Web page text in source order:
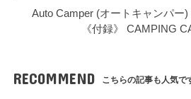
Auto Camper (オートキャンパー)
《付録》 CAMPING
RECOMMEND こちらの記事も人気で